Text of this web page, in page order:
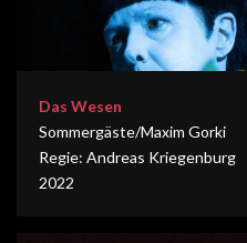
Das Wesen
Sommergäste/Maxim Gorki
Regie: Andreas Kriegenburg
2022